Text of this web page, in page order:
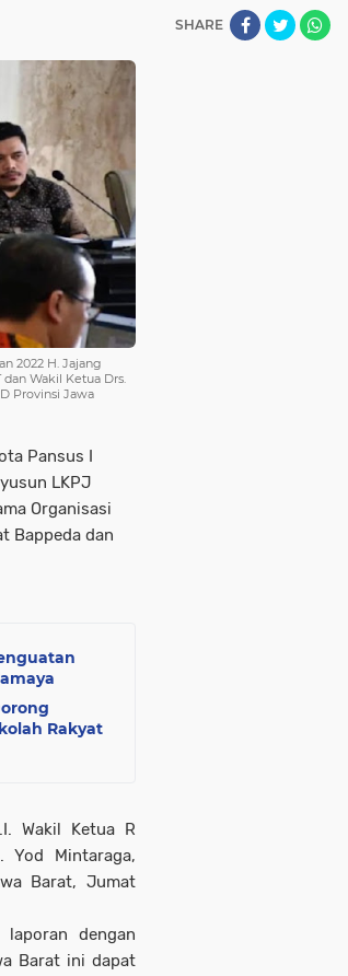
SHARE
2022 H. Jajang
dan Wakil Ketua Drs.
Provinsi Jawa
Pansus I
LKPJ
Organisasi
Bappeda dan
Rakyat
Wakil Ketua R
Yod Mintaraga,
Barat, Jumat
laporan dengan
Barat ini dapat